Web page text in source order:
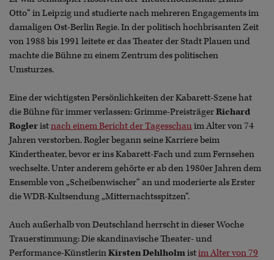
Otto“ in Leipzig und studierte nach mehreren Engagements im
damaligen Ost-Berlin Regie. In der politisch hochbrisanten Zeit
von 1988 bis 1991 leitete er das Theater der Stadt Plauen und
machte die Bühne zu einem Zentrum des politischen
Umsturzes.
Eine der wichtigsten Persönlichkeiten der Kabarett-Szene hat
die Bühne für immer verlassen: Grimme-PreisträgerRichard
Rogleristnach einem Bericht der Tagesschauim Alter von 74
Jahren verstorben. Rogler begann seine Karriere beim
Kindertheater, bevor er ins Kabarett-Fach und zum Fernsehen
wechselte. Unter anderem gehörte er ab den 1980er Jahren dem
Ensemble von „Scheibenwischer“ an und moderierte als Erster
die WDR-Kultsendung „Mitternachtsspitzen“.
Auch außerhalb von Deutschland herrscht in dieser Woche
Trauerstimmung: Die skandinavische Theater- und
Performance-KünstlerinKirsten Dehlholmistim Alter von 79